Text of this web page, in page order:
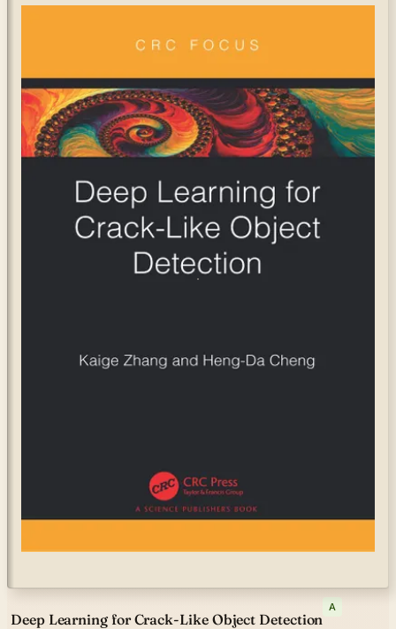
Deep Learning for Crack-Like Object Detection
A